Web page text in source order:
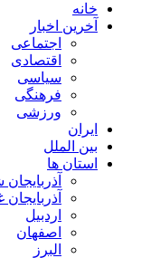
خانه
آخرین اخبار
اجتماعی
اقتصادی
سیاسی
فرهنگی
ورزشی
ایران
بین الملل
استان ها
اردبیل
اصفهان
البرز